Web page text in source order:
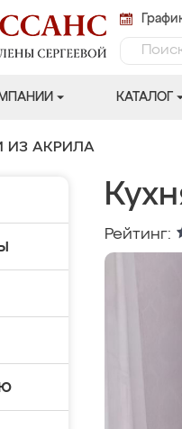
КАТАЛОГ
ИЗ АКРИЛА
Рейтинг: